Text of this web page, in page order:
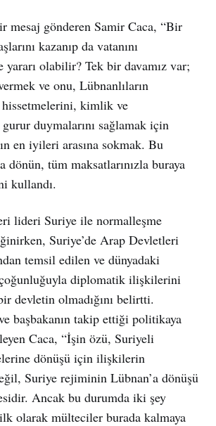
mesaj gönderen Samir Caca, “Bir
kazanıp da vatanını
yararı olabilir? Tek bir davamız var;
ve onu, Lübnanlıların
kimlik ve
duymalarını sağlamak için
en iyileri arasına sokmak. Bu
dönün, tüm maksatlarınızla buraya
kullandı.
lideri Suriye ile normalleşme
Suriye’de Arap Devletleri
temsil edilen ve dünyadaki
diplomatik ilişkilerini
devletin olmadığını belirtti.
başbakanın takip ettiği politikaya
Caca, “İşin özü, Suriyeli
dönüşü için ilişkilerin
Suriye rejiminin Lübnan’a dönüşü
Ancak bu durumda iki şey
olarak mülteciler burada kalmaya